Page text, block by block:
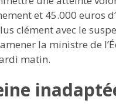
et 45.000 euros
clément avec le
la ministre de
matin.